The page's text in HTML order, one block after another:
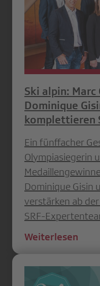
Ski alpin: Marc
Dominique
komplettieren
Ein fünffacher
Olympiasiegerin
Dominique Gisin
verstärken ab
SRF-
Weiterlesen